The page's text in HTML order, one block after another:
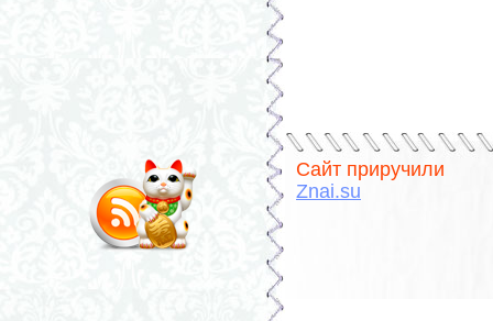
Сайт приручили
Znai.su